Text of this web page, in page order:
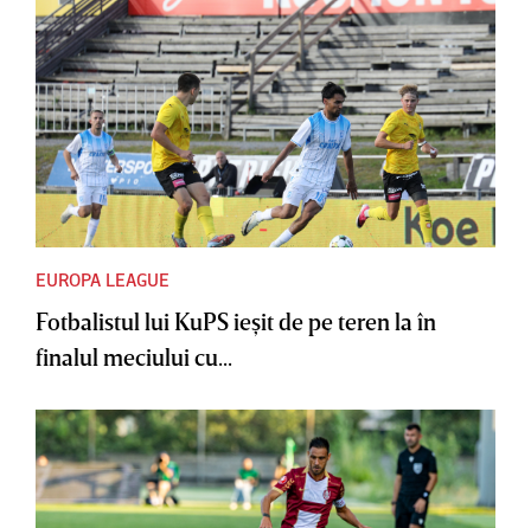
EUROPA LEAGUE
Fotbalistul lui KuPS ieşit de pe teren la în
finalul meciului cu...